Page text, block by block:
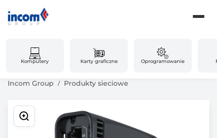
Komputery Karty graficzne Oprogramowanie
Incom Group Produkty sieciowe